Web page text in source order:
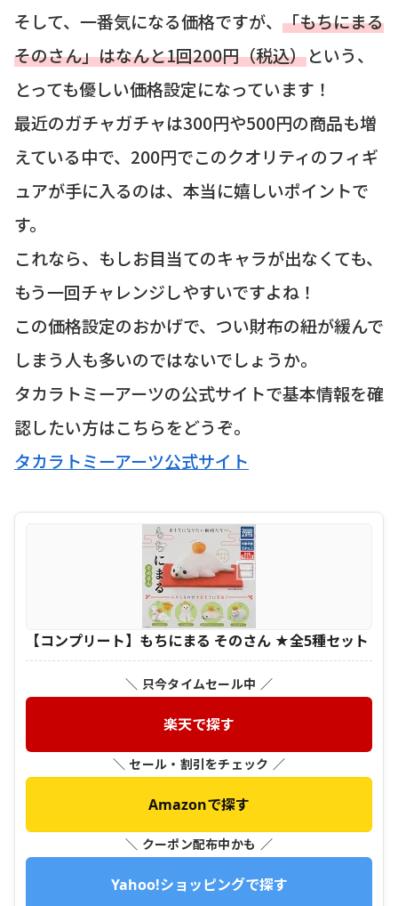
そして、一番気になる価格ですが、 「もちにまる
そのさん」はなんと1回200円（税込）という、
とっても優しい価格設定になっています！
最近のガチャガチャは300円や500円の商品も増
えている中で、200円でこのクオリティのフィギ
ュアが手に入るのは、本当に嬉しいポイントで
す。
これなら、もしお目当てのキャラが出なくても、
もう一回チャレンジしやすいですよね！
この価格設定のおかげで、つい財布の紐が緩んで
しまう人も多いのではないでしょうか。
タカラトミーアーツの公式サイトで基本情報を確
認したい方はこちらをどうぞ。
タカラトミーアーツ公式サイト
【コンプリート】もちにまる そのさん ★全5種セット
＼ 只今タイムセール中 ／
楽天で探す
＼ セール・割引をチェック ／
Amazonで探す
＼ クーポン配布中かも ／
Yahoo!ショッピングで探す